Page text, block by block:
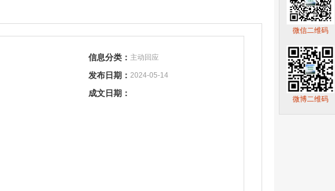
信息分类： 主动回应
发布日期： 2024-05-14
成文日期：
微信二维码
微博二维码